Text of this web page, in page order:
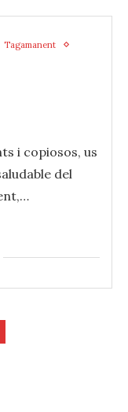
Tagamanent
i copiosos, us
del